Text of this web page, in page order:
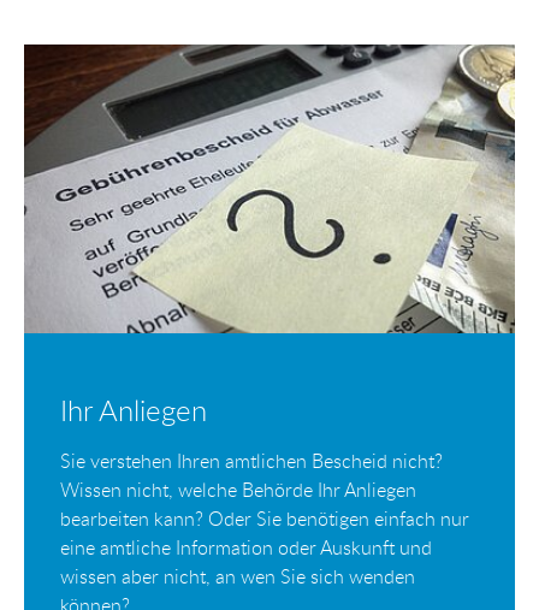
Ihr Anliegen
Sie verstehen Ihren amtlichen Bescheid nicht?
Wissen nicht, welche Behörde Ihr Anliegen
bearbeiten kann? Oder Sie benötigen einfach nur
eine amtliche Information oder Auskunft und
wissen aber nicht, an wen Sie sich wenden